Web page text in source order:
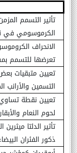
الكرموسومي في
الانحراف
تعرضها للتسمم
تعيين متبقيات
التسمين والأرانب
تعيين نقطة
لحوم النعام
تأثير الدلتا
ذكور الفئران